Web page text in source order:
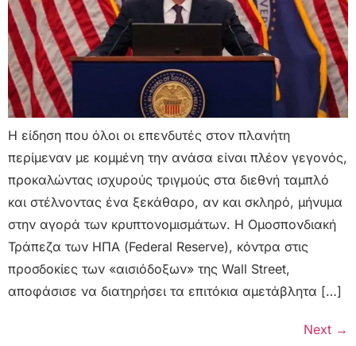
Η είδηση που όλοι οι επενδυτές στον πλανήτη
περίμεναν με κομμένη την ανάσα είναι πλέον γεγονός,
προκαλώντας ισχυρούς τριγμούς στα διεθνή ταμπλό
και στέλνοντας ένα ξεκάθαρο, αν και σκληρό, μήνυμα
στην αγορά των κρυπτονομισμάτων. Η Ομοσπονδιακή
Τράπεζα των ΗΠΑ (Federal Reserve), κόντρα στις
προσδοκίες των «αισιόδοξων» της Wall Street,
αποφάσισε να διατηρήσει τα επιτόκια αμετάβλητα […]
Next →